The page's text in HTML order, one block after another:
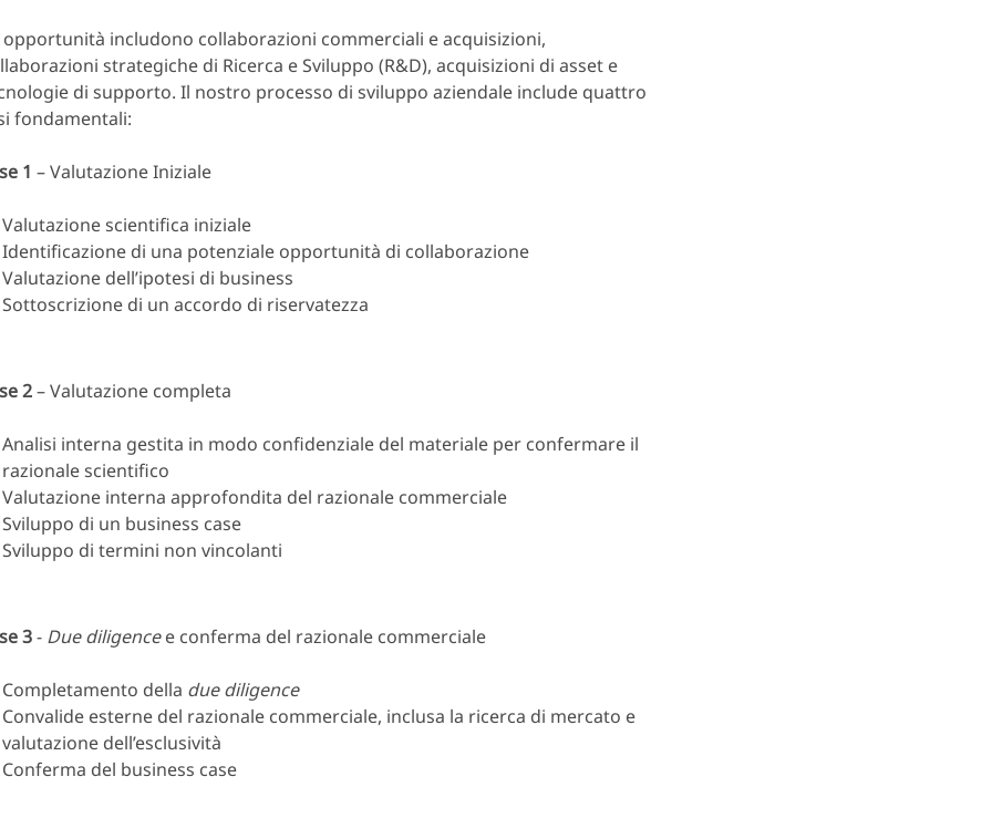
opportunità includono collaborazioni commerciali e acquisizioni,
strategiche di Ricerca e Sviluppo (R&D), acquisizioni di asset e
di supporto. Il nostro processo di sviluppo aziendale include quattro
fondamentali:
1 – Valutazione Iniziale
Valutazione scientifica iniziale
Identificazione di una potenziale opportunità di collaborazione
Valutazione dell’ipotesi di business
Sottoscrizione di un accordo di riservatezza
2– Valutazione completa
Analisi interna gestita in modo confidenziale del materiale per confermare il
razionale scientifico
Valutazione interna approfondita del razionale commerciale
Sviluppo di un business case
Sviluppo di termini non vincolanti
3- Due diligencee conferma del razionale commerciale
Completamento della due diligence
Convalide esterne del razionale commerciale, inclusa la ricerca di mercato e
valutazione dell’esclusività
Conferma del business case